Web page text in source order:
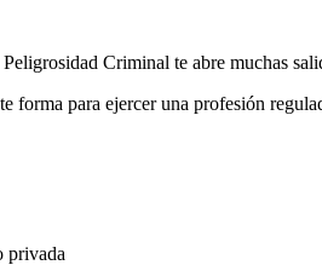
Criminal te abre muchas
forma para ejercer una profesión
privada